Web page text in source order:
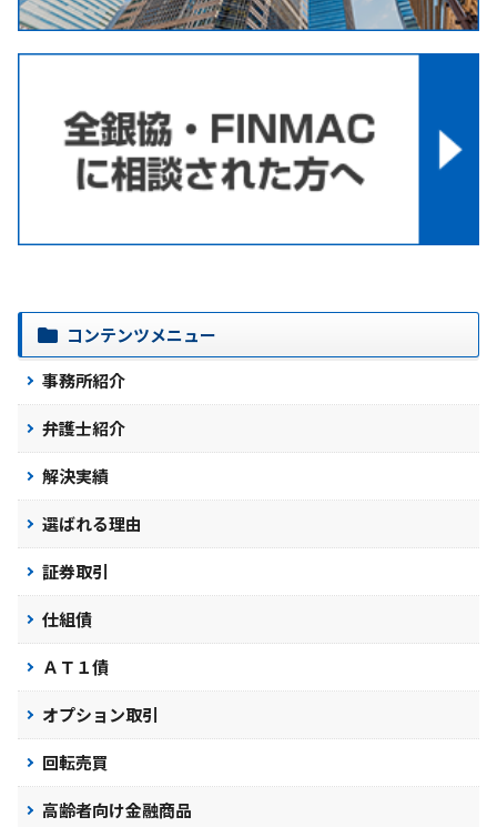
コンテンツメニュー
事務所紹介
弁護士紹介
解決実績
選ばれる理由
証券取引
仕組債
ＡＴ１債
オプション取引
回転売買
高齢者向け金融商品